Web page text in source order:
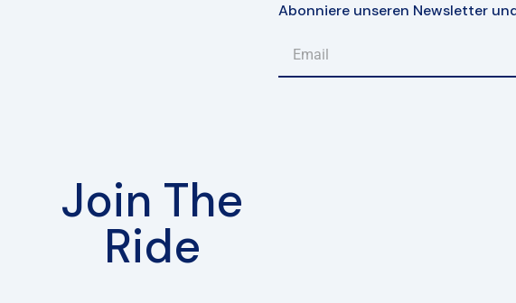
Join The
Ride
Abonniere unseren Newsletter